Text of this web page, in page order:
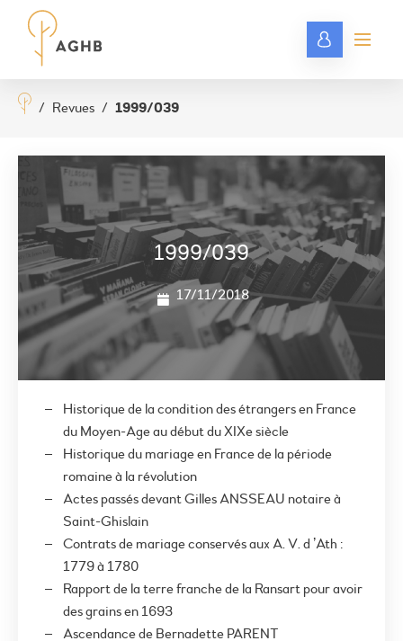
/ Revues / 1999/039
1999/039
17/11/2018
Historique de la condition des étrangers en France
du Moyen-Age au début du XIXesiècle
Historique du mariage en France de la période
romaine à la révolution
Actes passés devant Gilles ANSSEAU notaire à
Saint-Ghislain
Contrats de mariage conservés aux A. V. d ’Ath :
1779 à 1780
Rapport de la terre franche de la Ransart pour avoir
des grains en 1693
Ascendance de Bernadette PARENT